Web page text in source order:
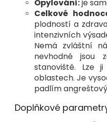
Opylování:je
Celkové
plodností a
intenzivních
Nemá zvláštní
nevhodné jsou
stanoviště. Lze
oblastech. Je
padlím
Doplňkové